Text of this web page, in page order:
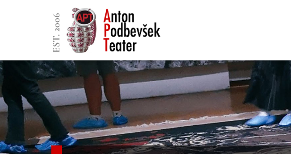
EST. 2006